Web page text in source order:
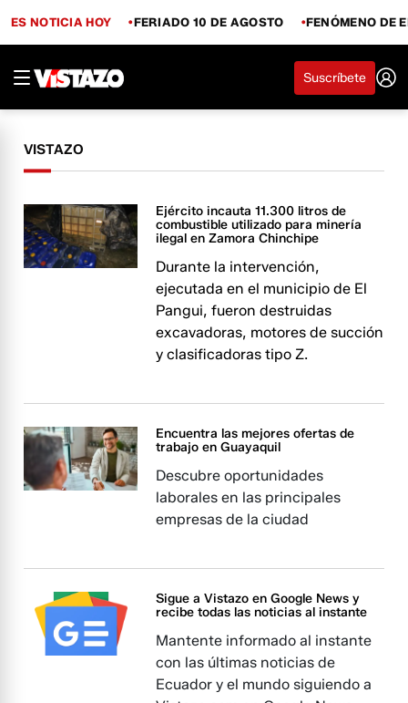
ES NOTICIA HOY FERIADO 10 DE AGOSTO FENÓMENO DE
Suscríbete
VISTAZO
Ejército incauta 11.300 litros de
combustible utilizado para minería
ilegal en Zamora Chinchipe
Durante la intervención,
ejecutada en el municipio de El
Pangui, fueron destruidas
excavadoras, motores de succión
y clasificadoras tipo Z.
Encuentra las mejores ofertas de
trabajo en Guayaquil
Descubre oportunidades
laborales en las principales
empresas de la ciudad
Sigue a Vistazo en Google News y
recibe todas las noticias al instante
Mantente informado al instante
con las últimas noticias de
Ecuador y el mundo siguiendo a